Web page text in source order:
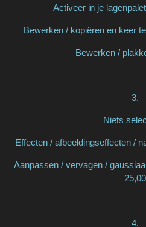
Activeer in je
Bewerken / kopiëren en keer
Bewerken /
3.
Niets
Effecten / afbeeldingseffecten /
Aanpassen / vervagen /
25,00
4.